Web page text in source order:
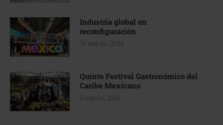
Industria global en
reconfiguración
31 marzo, 2026
Quinto Festival Gastronómico del
Caribe Mexicano
2 marzo, 2026